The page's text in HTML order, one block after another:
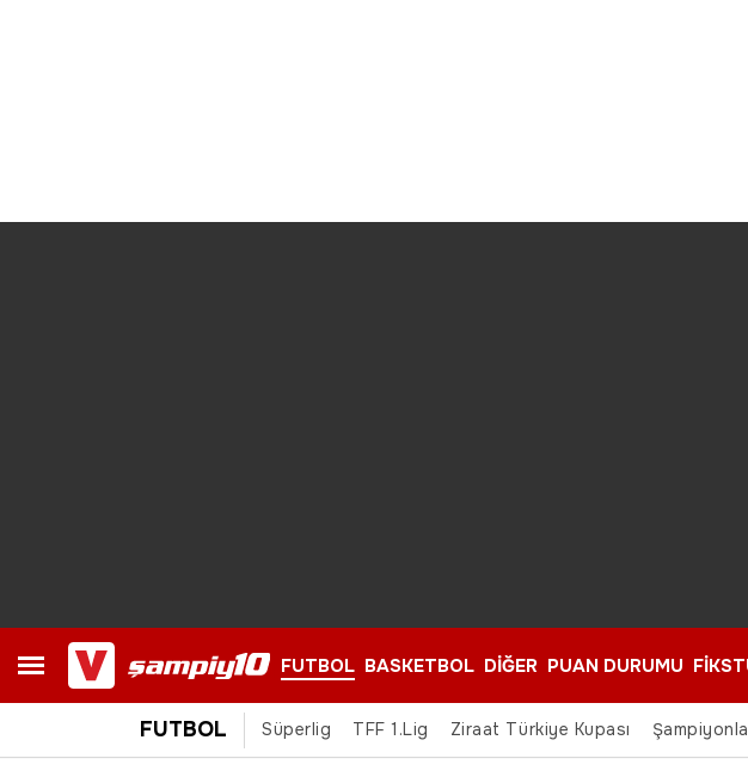
FUTBOL BASKETBOL DİĞER PUAN DURUMU
FUTBOL Süperlig TFF 1.Lig Ziraat Türkiye Kupası